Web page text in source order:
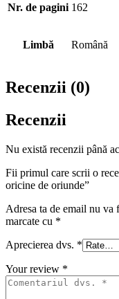
Nr. de pagini 162
Limbă Română
Recenzii (0)
Recenzii
Nu există recenzii până
Fii primul care scrii o
oricine de oriunde”
Adresa ta de email nu va
marcate cu *
Aprecierea dvs. *
Your review *